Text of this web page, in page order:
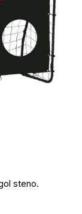
steno.